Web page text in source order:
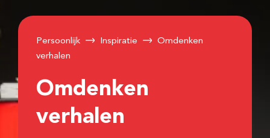
Persoonlijk Inspiratie
Omdenken
verhalen
Omdenken
verhalen